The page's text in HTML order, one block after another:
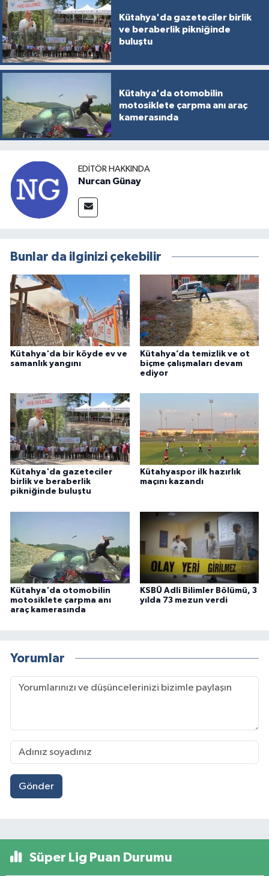
Kütahya'da gazeteciler birlik
ve beraberlik pikniğinde
buluştu
Kütahya'da otomobilin
motosiklete çarpma anı araç
kamerasında
EDITÖR HAKKINDA
Nurcan Günay
Bunlar da ilginizi çekebilir
Kütahya'da bir köyde ev ve
samanlık yangını
Kütahya’da temizlik ve ot
biçme çalışmaları devam
ediyor
Kütahya'da gazeteciler
birlik ve beraberlik
pikniğinde buluştu
Kütahyaspor ilk hazırlık
maçını kazandı
Kütahya'da otomobilin
motosiklete çarpma anı
araç kamerasında
KSBÜ Adli Bilimler Bölümü, 3
yılda 73 mezun verdi
Yorumlar
Gönder
Süper Lig Puan Durumu